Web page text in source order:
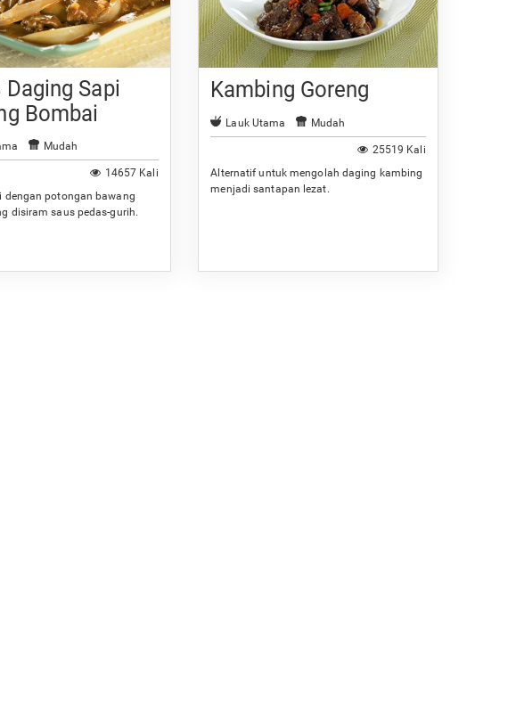
Sapi
Bombai
Mudah
14657 Kali
dengan potongan bawang
disiram saus pedas-gurih.
Kambing Goreng
Lauk Utama Mudah
25519 Kali
Alternatif untuk mengolah daging kambing
menjadi santapan lezat.